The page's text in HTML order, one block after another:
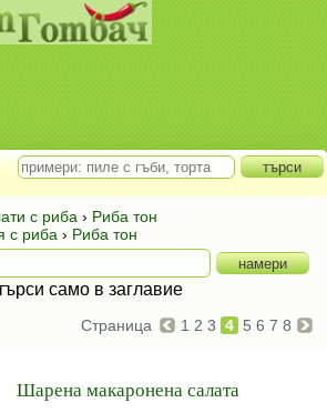
с риба › Риба тон
с риба › Риба тон
само в заглавие
Страница 1 2 3 4 5 6 7 8
Шарена макаронена салата